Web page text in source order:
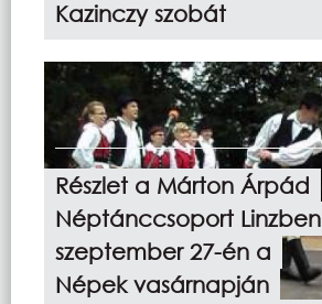
Kazinczy szobát
Részlet a Márton Árpád
Néptánccsoport Linzben
szeptember 27-én a
Népek vasárnapján